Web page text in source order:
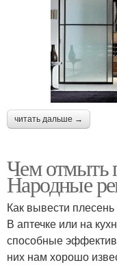
читать дальше →
Чем отмыть
Народные
Как вывести
В аптечке или на
способные
них нам хорошо